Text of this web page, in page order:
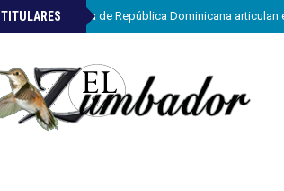
TITULARES
»ETED y la Armada de República Dominicana